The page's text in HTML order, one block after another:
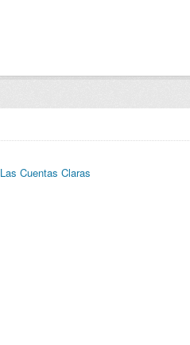
Las Cuentas Claras